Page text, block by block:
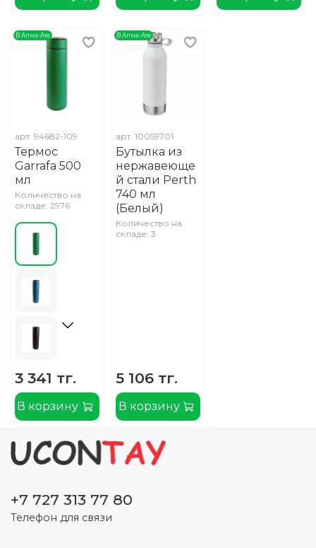
В Алма-Ате
арт. 94682-109
Термос
Garrafa 500
мл
Количество на
складе: 2976
3 341 тг.
В корзину
В Алма-Ате
арт.10059701
Бутылка из
нержавеюще
й стали Perth
740 мл
(Белый)
Количество на
складе: 3
5 106 тг.
В корзину
+7 727 313 77 80
Телефон для связи